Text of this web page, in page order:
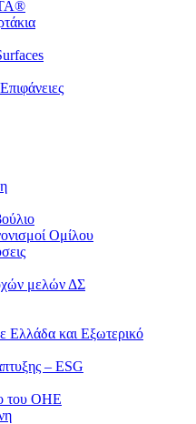
Ομίλου
μελών ΔΣ
Ελλάδα και Εξωτερικό
– ESG
του ΟΗΕ